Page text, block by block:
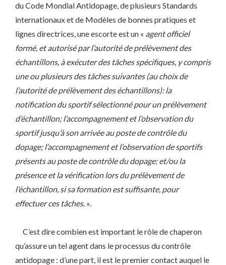
du Code Mondial Antidopage, de plusieurs Standards
internationaux et de Modèles de bonnes pratiques et
lignes directrices, une escorte est un « agent officiel
formé, et autorisé par l’autorité de prélèvement des
échantillons, à exécuter des tâches spécifiques, y compris
une ou plusieurs des tâches suivantes (au choix de
l’autorité de prélèvement des échantillons): la
notification du sportif sélectionné pour un prélèvement
d’échantillon; l’accompagnement et l’observation du
sportif jusqu’à son arrivée au poste de contrôle du
dopage; l’accompagnement et l’observation de sportifs
présents au poste de contrôle du dopage; et/ou la
présence et la vérification lors du prélèvement de
l’échantillon, si sa formation est suffisante, pour
effectuer ces tâches. ».
C’est dire combien est important le rôle de chaperon
qu’assure un tel agent dans le processus du contrôle
antidopage : d’une part, il est le premier contact auquel le